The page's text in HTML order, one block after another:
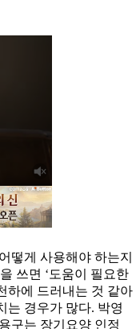
떻게 사용해야 하는지
쓰면 ‘도움이 필요한
하에 드러내는 것 같아
는 경우가 많다. 박영
구는 장기요양 인정